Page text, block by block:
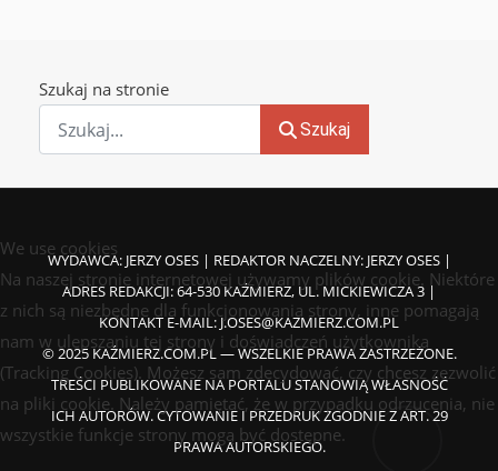
Szukaj na stronie
Szukaj
WYDAWCA: JERZY OSES | REDAKTOR NACZELNY: JERZY OSES |
ADRES REDAKCJI: 64-530 KAŹMIERZ, UL. MICKIEWICZA 3 |
KONTAKT E-MAIL:J.OSES@KAZMIERZ.COM.PL
© 2025 KAŹMIERZ.COM.PL — WSZELKIE PRAWA ZASTRZEŻONE.
TREŚCI PUBLIKOWANE NA PORTALU STANOWIĄ WŁASNOŚĆ
ICH AUTORÓW. CYTOWANIE I PRZEDRUK ZGODNIE Z ART. 29
PRAWA AUTORSKIEGO.
We use cookies
Na naszej stronie internetowej używamy plików cookie. Niektóre
z nich są niezbędne dla funkcjonowania strony, inne pomagają
nam w ulepszaniu tej strony i doświadczeń użytkownika
(Tracking Cookies). Możesz sam zdecydować, czy chcesz zezwolić
na pliki cookie. Należy pamiętać, że w przypadku odrzucenia, nie
wszystkie funkcje strony mogą być dostępne.